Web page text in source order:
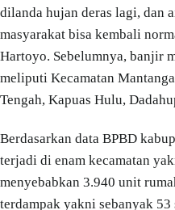
dilanda hujan deras lagi, dan
masyarakat bisa kembali
Hartoyo. Sebelumnya, banjir
meliputi Kecamatan
Tengah, Kapuas Hulu,
Berdasarkan data BPBD
terjadi di enam kecamatan
menyebabkan 3.940 unit
terdampak yakni sebanyak 53